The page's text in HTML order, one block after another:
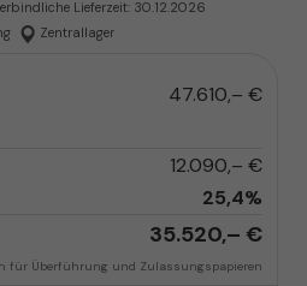
Lieferzeit: 30.12.2026
Zentrallager
47.610,– €
12.090,– €
25,4%
35.520,– €
für Überführung und Zulassungspapieren